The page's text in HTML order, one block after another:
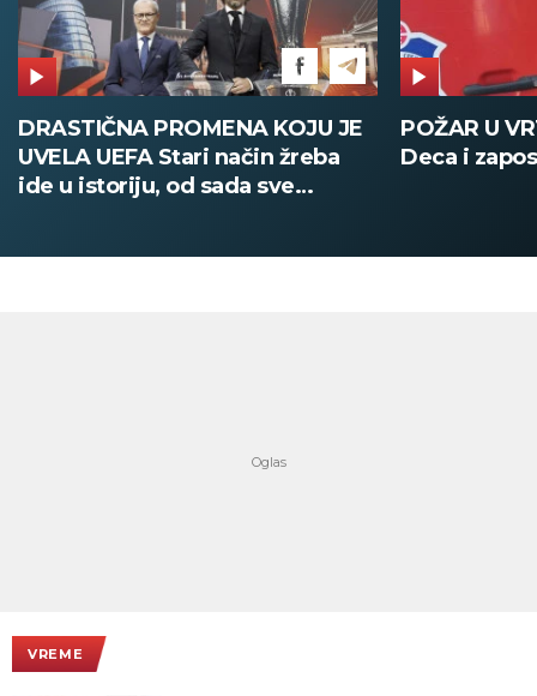
POŽAR U VRTIĆU NA VOŽDOVCU
Deca i zaposleni evakuisani
SINIŠA
DOBIO
VREME